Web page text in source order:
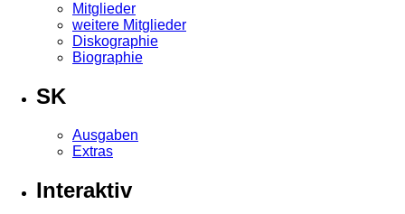
Mitglieder
weitere Mitglieder
Diskographie
Biographie
SK
Ausgaben
Extras
Interaktiv